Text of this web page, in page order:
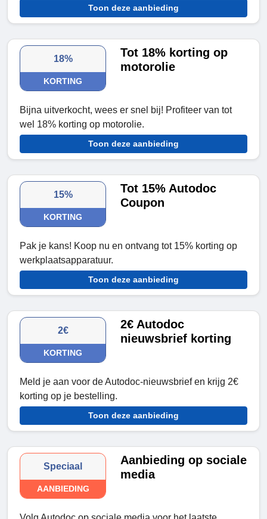
Toon deze aanbieding
18%
KORTING
Tot 18% korting op
motorolie
Bijna uitverkocht, wees er snel bij! Profiteer van tot
wel 18% korting op motorolie.
Toon deze aanbieding
15%
KORTING
Tot 15% Autodoc
Coupon
Pak je kans! Koop nu en ontvang tot 15% korting op
werkplaatsapparatuur.
Toon deze aanbieding
2€
KORTING
2€ Autodoc
nieuwsbrief korting
Meld je aan voor de Autodoc-nieuwsbrief en krijg 2€
korting op je bestelling.
Toon deze aanbieding
Speciaal
AANBIEDING
Aanbieding op sociale
media